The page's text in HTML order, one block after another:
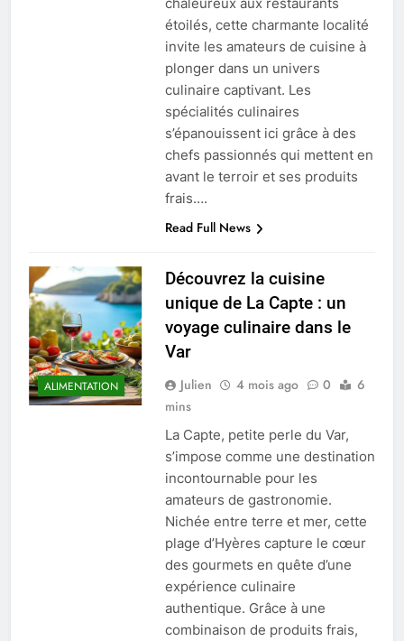
étoilés, cette charmante localité
invite les amateurs de cuisine à
plonger dans un univers
culinaire captivant. Les
spécialités culinaires
s’épanouissent ici grâce à des
chefs passionnés qui mettent en
avant le terroir et ses produits
frais….
Read Full News
ALIMENTATION
Découvrez la cuisine
unique de La Capte : un
voyage culinaire dans le
Var
Julien 4 mois ago 0
6
mins
La Capte, petite perle du Var,
s’impose comme une destination
incontournable pour les
amateurs de gastronomie.
Nichée entre terre et mer, cette
plage d’Hyères capture le cœur
des gourmets en quête d’une
expérience culinaire
authentique. Grâce à une
combinaison de produits frais,